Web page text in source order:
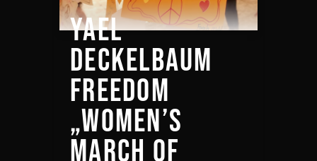
YAEL
DECKELBAUM
FREEDOM
„WOMEN’S
MARCH OF